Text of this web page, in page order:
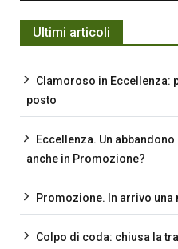
Ultimi articoli
Clamoroso in Eccellenza:
posto
Eccellenza. Un
anche in Promozione?
Promozione. In arrivo una
Colpo di coda: chiusa la